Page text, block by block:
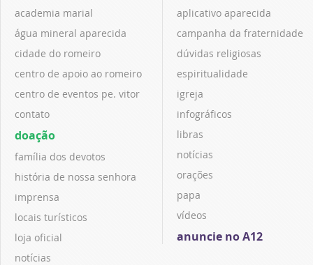
academia marial
água mineral aparecida
cidade do romeiro
centro de apoio ao romeiro
centro de eventos pe. vitor
contato
doação
família dos devotos
história de nossa senhora
imprensa
locais turísticos
loja oficial
notícias
aplicativo aparecida
campanha da fraternidade
dúvidas religiosas
espiritualidade
igreja
infográficos
libras
notícias
orações
papa
vídeos
anuncie no A12